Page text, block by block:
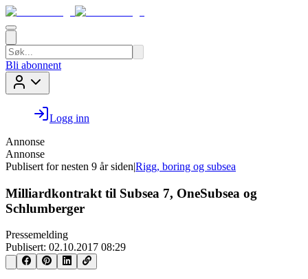
Bli abonnent
Logg inn
Annonse
Annonse
Publisert for nesten 9 år siden|Rigg, boring og subsea
Milliardkontrakt til Subsea 7, OneSubsea og
Schlumberger
Pressemelding
Publisert: 02.10.2017 08:29